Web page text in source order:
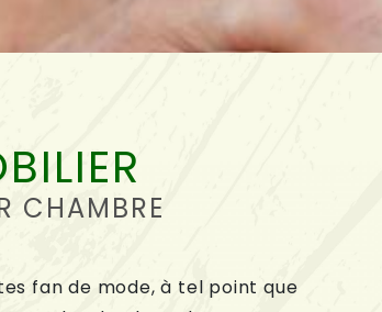
CHAMBRE
fan de mode, à tel point que